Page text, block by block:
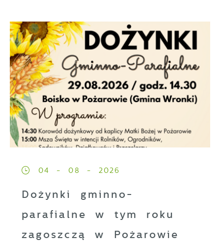
04 - 08 - 2026
Dożynki gminno-
parafialne w tym roku
zagoszczą w Pożarowie